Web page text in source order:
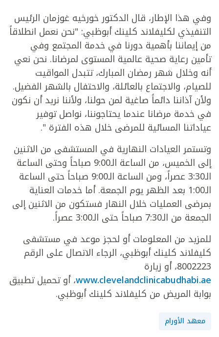
وفي هذا الإطار، قال الدكتور خورخيه غوزمان الرئيس
التنفيذي لكليفلاند كلينك أبوظبي: "نحن نعمل انطلاقاً
من إيماننا بأهمية دورنا في خدمة المجتمع وفي
تأمين رعاية صحية عالمية المستوى لمرضانا. نحن نعي
أنه وخلال شهر رمضان المبارك، تتبدل المواقيت
للصيام، والاجتماع بالعائلة، والاحتفال بالشهر الفضيل.
ولأن آذاننا دائماً صاغية لمن حولنا، ولأننا نريد أن نكون
في خدمة مرضانا عندما يحتاجوننا، نواصل توفير
عياداتنا المسائية للمرضى خلال هذه الفترة ".
وتستمر العيادات النهارية في المستشفى من الاثنين
إلى الخميس، من الساعة الـ9:00 صباحاً وحتى الساعة
الـ3:30 عصراً، ومن الساعة الـ9:00 صباحاً حتى الساعة
الـ1:00 بعد الظهر يوم الجمعة. أما خدمات العناية
بمرضى العمليات خلال النهار فستكون من الاثنين إلى
الجمعة من الـ7:30 صباحاً حتى الـ3:00 عصراً.
للمزيد من المعلومات أو لحجز موعد في مستشفى
كليفلاند كلينك أبوظبي، الرجاء الاتصال على الرقم
8002223، أو زيارة
www.clevelandclinicabudhabi.ae، أو تحميل تطبيق
بوابة المريض من كليفلاند كلينك أبوظبي.
معهد الأورام